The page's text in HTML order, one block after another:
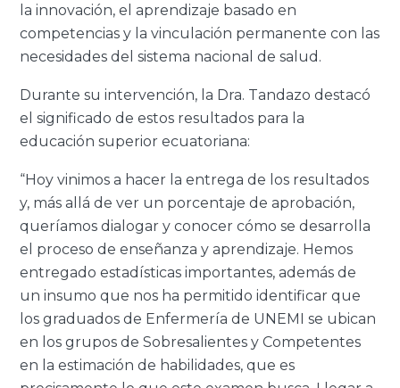
la innovación, el aprendizaje basado en
competencias y la vinculación permanente con las
necesidades del sistema nacional de salud.
Durante su intervención, la Dra. Tandazo destacó
el significado de estos resultados para la
educación superior ecuatoriana:
“Hoy vinimos a hacer la entrega de los resultados
y, más allá de ver un porcentaje de aprobación,
queríamos dialogar y conocer cómo se desarrolla
el proceso de enseñanza y aprendizaje. Hemos
entregado estadísticas importantes, además de
un insumo que nos ha permitido identificar que
los graduados de Enfermería de UNEMI se ubican
en los grupos deSobresalientes yCompetentes
en la estimación de habilidades, que es